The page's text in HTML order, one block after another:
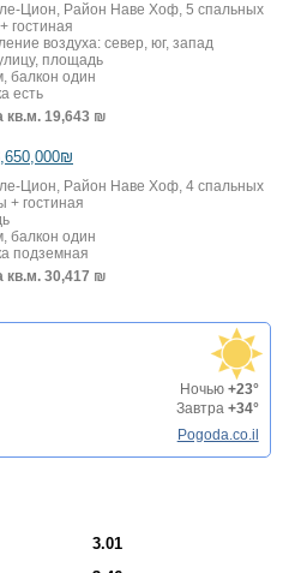
Цион, Район Наве Хоф, 5 спальных
гостиная
воздуха: север, юг, запад
площадь
балкон один
есть
кв.м. 19,643 ₪
Цион, Район Наве Хоф, 4 спальных
+ гостиная
балкон один
подземная
кв.м. 30,417 ₪
Ночью +23°
Завтра +34°
Pogoda.co.il
3.01